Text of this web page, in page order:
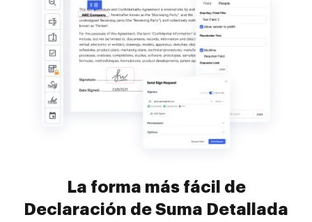
La forma más fácil de
Declaración de Suma Detallada